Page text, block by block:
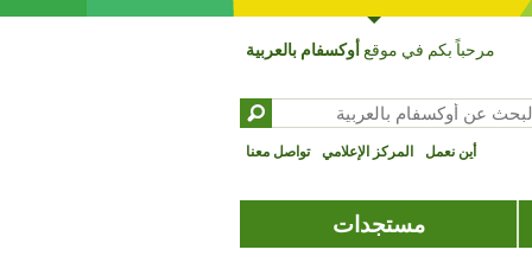
مرحباً بكم في موقع أوكسفام بالعربية
البحث
عن
أين نعمل المركز الإعلامي تواصل معنا
مستجدات